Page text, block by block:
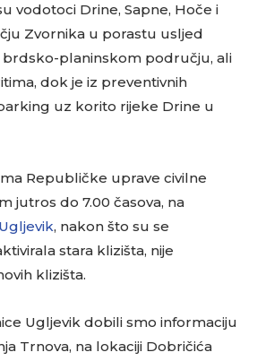
vodotoci Drine, Sapne, Hoče i
Zvornika u porastu usljed
brdsko-planinskom području, ali
dok je iz preventivnih
uz korito rijeke Drine u
Republičke uprave civilne
jutros do 7.00 časova, na
Ugljevik, nakon što su se
stara klizišta, nije
klizišta.
Ugljevik dobili smo informaciju
Trnova, na lokaciji Dobričića